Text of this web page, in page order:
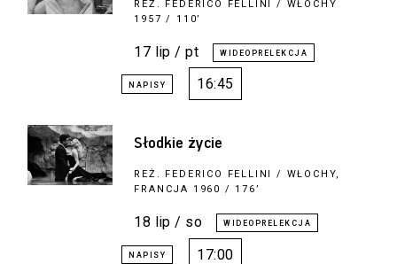
REŻ. FEDERICO FELLINI
/ WŁOCHY
1957 / 110’
17 lip / pt
16:45
Słodkie życie
REŻ. FEDERICO FELLINI
/ WŁOCHY,
FRANCJA 1960 / 176’
18 lip / so
17:00